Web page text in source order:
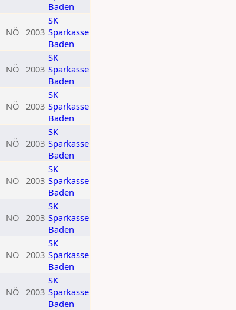
Baden
NÖ 2003
SK
Sparkasse
Baden
NÖ 2003
SK
Sparkasse
Baden
NÖ 2003
SK
Sparkasse
Baden
NÖ 2003
SK
Sparkasse
Baden
NÖ 2003
SK
Sparkasse
Baden
NÖ 2003
SK
Sparkasse
Baden
NÖ 2003
SK
Sparkasse
Baden
NÖ 2003
SK
Sparkasse
Baden